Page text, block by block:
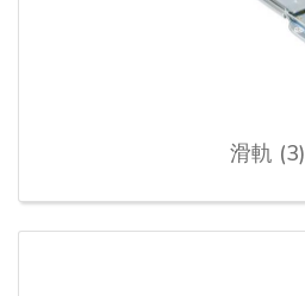
滑軌 (3)